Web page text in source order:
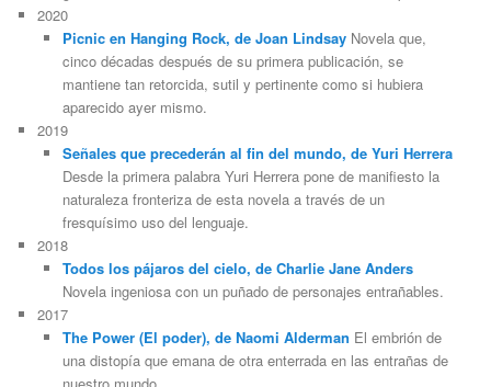
2020
Picnic en Hanging Rock, de Joan LindsayNovela que,
cinco décadas después de su primera publicación, se
mantiene tan retorcida, sutil y pertinente como si hubiera
aparecido ayer mismo.
2019
Señales que precederán al fin del mundo, de Yuri Herrera
Desde la primera palabra Yuri Herrera pone de manifiesto la
naturaleza fronteriza de esta novela a través de un
fresquísimo uso del lenguaje.
2018
Todos los pájaros del cielo, de Charlie Jane Anders
Novela ingeniosa con un puñado de personajes entrañables.
2017
The Power (El poder), de Naomi Alderman El embrión de
una distopía que emana de otra enterrada en las entrañas de